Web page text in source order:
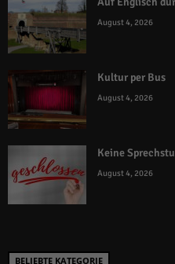
August 4, 2026
Kultur per Bus
August 4, 2026
Keine
August 4, 2026
BELIEBTE KATEGORIE